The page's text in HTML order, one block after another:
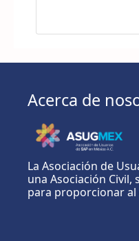
Acerca de
La Asociación de
una Asociación Civil,
para proporcionar al